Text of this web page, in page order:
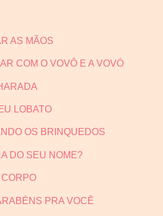
AS MÃOS
COM O VOVÔ E A VOVÓ
LOBATO
OS BRINQUEDOS
DO SEU NOME?
PRA VOCÊ